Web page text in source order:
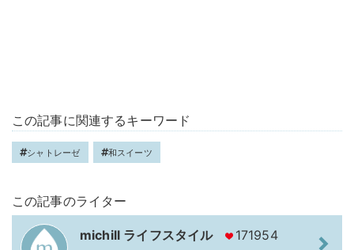
この記事に関連するキーワード
シャトレーゼ 和スイーツ
この記事のライター
michill ライフスタイル 171954